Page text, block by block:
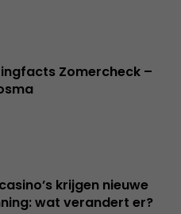
Zomercheck –
krijgen nieuwe
wat verandert er?